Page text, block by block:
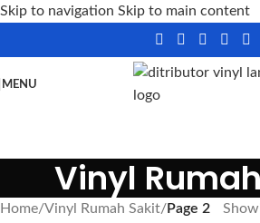
Skip to navigation Skip to main content
MENU
Vinyl
Home/Vinyl Rumah Sakit/Page 2